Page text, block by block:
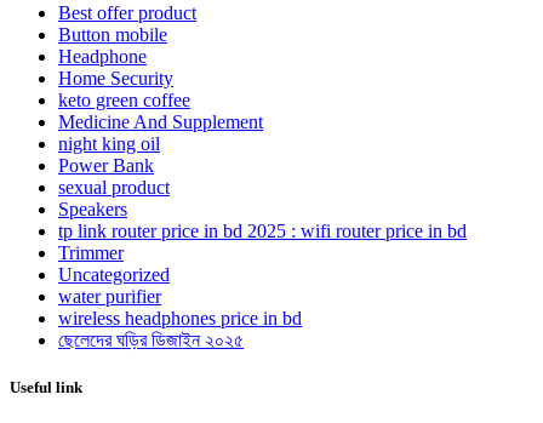
Best offer product
Button mobile
Headphone
Home Security
keto green coffee
Medicine And Supplement
night king oil
Power Bank
sexual product
Speakers
tp link router price in bd 2025 : wifi router price in bd
Trimmer
Uncategorized
water purifier
wireless headphones price in bd
ছেলেদের ঘড়ির ডিজাইন ২০২৫
Useful link